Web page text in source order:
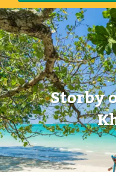
Storby